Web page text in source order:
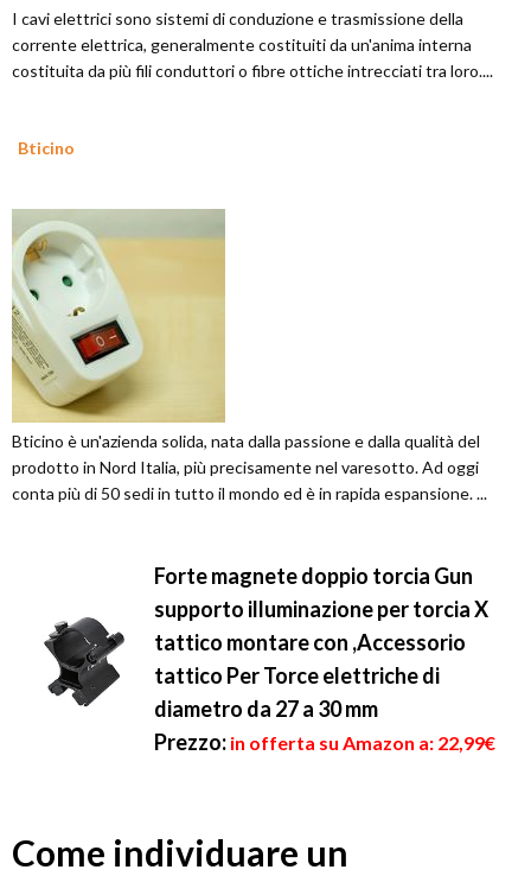
I cavi elettrici sono sistemi di conduzione e trasmissione della
corrente elettrica, generalmente costituiti da un'anima interna
costituita da più fili conduttori o fibre ottiche intrecciati tra loro....
Bticino
Bticino è un'azienda solida, nata dalla passione e dalla qualità del
prodotto in Nord Italia, più precisamente nel varesotto. Ad oggi
conta più di 50 sedi in tutto il mondo ed è in rapida espansione. ...
Forte magnete doppio torcia Gun
supporto illuminazione per torcia X
tattico montare con ,Accessorio
tattico Per Torce elettriche di
diametro da 27 a 30 mm
Prezzo: in offerta su Amazon a: 22,99€
Come individuare un